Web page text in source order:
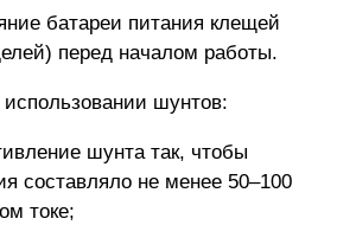
батареи питания клещей
перед началом работы.
шунтов:
шунта так, чтобы
составляло не менее 50–100
токе;